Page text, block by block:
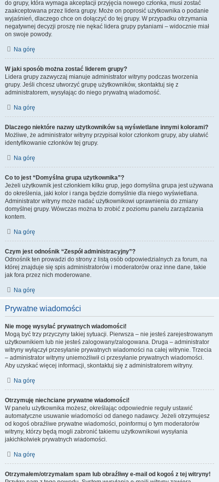
do grupy, która wymaga akceptacji przyjęcia nowego członka, musi zostać
zaakceptowana przez lidera grupy. Może on poprosić użytkownika o podanie
wyjaśnień, dlaczego chce on dołączyć do tej grupy. W przypadku otrzymania
negatywnej decyzji proszę nie nękać lidera grupy pytaniami – widocznie miał
on swoje powody.
Na górę
W jaki sposób można zostać liderem grupy?
Lidera grupy zazwyczaj mianuje administrator witryny podczas tworzenia
grupy. Jeśli chcesz utworzyć grupę użytkowników, skontaktuj się z
administratorem, wysyłając do niego prywatną wiadomość.
Na górę
Dlaczego niektóre nazwy użytkowników są wyświetlane innymi kolorami?
Możliwe, że administrator witryny przypisał kolor członkom grupy, aby ułatwić
identyfikowanie członków tej grupy.
Na górę
Co to jest “Domyślna grupa użytkownika”?
Jeżeli użytkownik jest członkiem kilku grup, jego domyślna grupa jest używana
do określenia, jaki kolor i ranga będzie domyślnie dla niego wyświetlana.
Administrator witryny może nadać użytkownikowi uprawnienia do zmiany
domyślnej grupy. Wówczas można to zrobić z poziomu panelu zarządzania
kontem.
Na górę
Czym jest odnośnik “Zespół administracyjny”?
Odnośnik ten prowadzi do strony z listą osób odpowiedzialnych za forum, na
której znajduje się spis administratorów i moderatorów oraz inne dane, takie
jak fora przez nich moderowane.
Na górę
Prywatne wiadomości
Nie mogę wysyłać prywatnych wiadomości!
Mogą być trzy przyczyny takiej sytuacji. Pierwsza – nie jesteś zarejestrowanym
użytkownikiem lub nie jesteś zalogowany/zalogowana. Druga – administrator
witryny wyłączył przesyłanie prywatnych wiadomości na całej witrynie. Trzecia
– administrator witryny uniemożliwił ci przesyłanie prywatnych wiadomości.
Aby uzyskać więcej informacji, skontaktuj się z administratorem witryny.
Na górę
Otrzymuję niechciane prywatne wiadomości!
W panelu użytkownika możesz, określając odpowiednie reguły ustawić
automatyczne usuwanie wiadomości od danego nadawcy. Jeżeli otrzymujesz
od kogoś obraźliwe prywatne wiadomości, poinformuj o tym moderatorów
witryny, którzy będą mogli zabronić takiemu użytkownikowi wysyłania
jakichkolwiek prywatnych wiadomości.
Na górę
Otrzymałem/otrzymałam spam lub obraźliwy e-mail od kogoś z tej witryny!